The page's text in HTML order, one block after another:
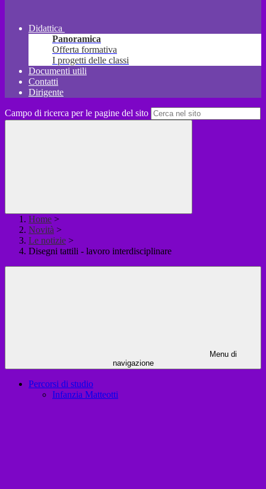
Didattica
Panoramica
Offerta formativa
I progetti delle classi
Documenti utili
Contatti
Dirigente
Campo di ricerca per le pagine del sito
Home >
Novità >
Le notizie >
Disegni tattili - lavoro interdisciplinare
Menu di
navigazione
Percorsi di studio
Infanzia Matteotti